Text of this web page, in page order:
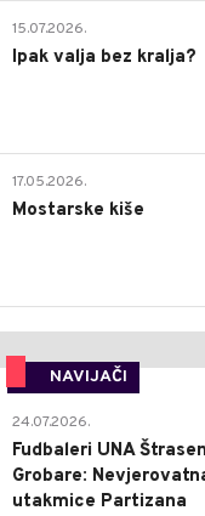
15.07.2026.
Ipak valja bez kralja?
17.05.2026.
Mostarske kiše
NAVIJAČI
24.07.2026.
Fudbaleri UNA
Grobare:
utakmice Partizana